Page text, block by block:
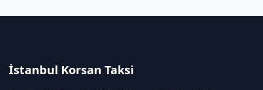
İstanbul Korsan Taksi